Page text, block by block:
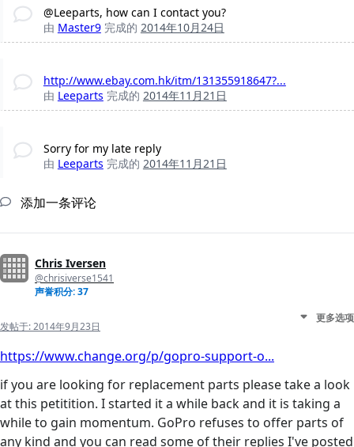
@Leeparts, how can I contact you?
由 Master9 完成的 2014年10月24日
http://www.ebay.com.hk/itm/131355918647?...
由 Leeparts 完成的 2014年11月21日
Sorry for my late reply
由 Leeparts 完成的 2014年11月21日
添加一条评论
Chris Iversen
@chrisiverse1541
声誉积分: 37
发帖于:2014年9月23日
更多选项
https://www.change.org/p/gopro-support-o...
if you are looking for replacement parts please take a look
at this petitition. I started it a while back and it is taking a
while to gain momentum. GoPro refuses to offer parts of
any kind and you can read some of their replies I've posted